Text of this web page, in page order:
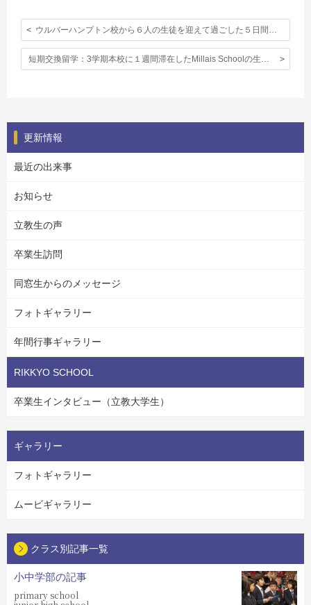
更新情報
最近の出来事
お知らせ
立教生の声
卒業生訪問
同窓生からのメッセージ
フォトギャラリー
年間行事ギャラリー
RIKKYO SCHOOL
卒業生インタビュー（立教大学生）
ギャラリー
フォトギャラリー
ムービギャラリー
クラス別記事一覧
小中学部の記事
primary school